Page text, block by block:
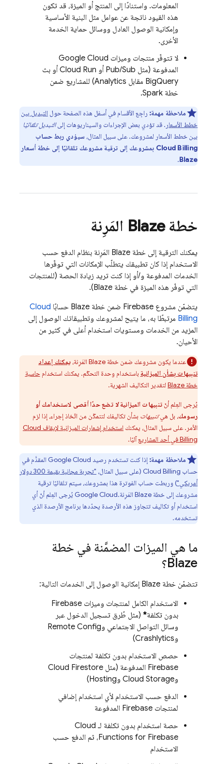
المعلومات. واستنادًا إلى المنتج أو الميزة، قد تكون
هذه القيود ناتجة عن عوامل مثل البنية الأساسية
وإمكانية الوصول العادل ووسائل حماية الخدمة
الأخرى.
لا تتوفّر منتجات وميزات Google Cloud
المدفوعة (مثل Pub/Sub أو Cloud Run أو بث
BigQuery مقابل Analytics) للمشاريع ضمن
خطة Spark.
ملاحظة مهمة: راجِع الأقسام في أسفل هذه الصفحة حول التبديل بين
خطط الأسعار . قد تؤدي بعض الإجراءات والسيناريوهات إلىالتبديل تلقائيًا
بين خطط الأسعار لمشروعك. على سبيل المثال، سيؤدي ربط حساب
Cloud Billing بمشروعك إلى ترقية مشروعك تلقائيًا إلى خطة أسعار
Blaze
.
خطة Blaze المَرِنة
يمكنك الترقية إلى خطة Blaze المَرِنة بنظام الدفع حسب
الاستخدام إذا كان تطبيقك يتطلّب الإمكانات التي توفّرها
الخدمات المدفوعة و/أو إذا كنت تريد زيادة الحصة (للمنتجات
التي توفّر هذه الميزة في خطة Blaze).
يتضمّن مشروع Firebase ضمن خطة Blaze حسابًا
Cloud
Billing مرتبطًا به، ما يتيح لمشروعك وتطبيقاتك الوصول إلى
المزيد من الخدمات ومستويات استخدام أعلى في كثير من
الأحيان.
عندما يكون مشروعك ضمن خطة Blaze المَرِنة،
يمكنك إعداد
تنبيهات بشأن الميزانية باستخدام وحدة التحكّم. يمكنك استخدامحاسبة
خطة Blaze
لتقدير التكاليف الشهرية.
يُرجى العِلم أنّ تنبيهات الميزانيةلا تضع حدًا أقصى لاستخدامك أو
رسومك، بل هيتنبيهات بشأن تكاليفك لتتمكّن من اتّخاذ إجراء، إذا لزم
الأمر. على سبيل المثال، يمكنك استخدام إشعارات الميزانية لإيقاف Cloud
Billingفي أحد المشاريعآليًا.
ملاحظة مهمة: إذا كنت تستخدم رصيد Google Cloud المقدَّم في
حساب Cloud Billing (على سبيل المثال،
"تجربة مجانية بقيمة 300 دولار
أمريكي") وربطت حساب الفوترة هذا بمشروعك، سيتم تلقائيًا ترقية
مشروعك إلى خطة Blaze المَرِنة.
Google Cloud يُرجى العِلم أنّ أي
استخدام أو تكاليف تتجاوز هذه الأرصدة يحدّدها برنامج الأرصدة الذي
تستخدمه.
ما هي الميزات المضمَّنة في خطة
Blaze؟
تتضمّن خطة Blaze إمكانية الوصول إلى الخدمات التالية:
الاستخدام الكامل لمنتجات وميزات Firebase
بدون تكلفة* (مثل طُرق تسجيل الدخول عبر
وسائل التواصل الاجتماعي وRemote Config
وCrashlytics
)
حصص الاستخدام بدون تكلفة لمنتجات
Firebase المدفوعة (مثل
Cloud Firestore
وCloud Storage وHosting
)
الدفع حسب الاستخدام لأي استخدام إضافي
لمنتجات Firebase المدفوعة
حصة استخدام بدون تكلفة لـ Cloud
Functions for Firebase، ثم الدفع حسب
الاستخدام